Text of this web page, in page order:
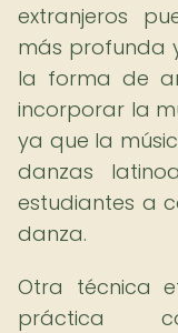
extranjeros
más profunda
la forma de
incorporar la
ya que la
danzas
estudiantes a
danza.
Otra técnica
práctica